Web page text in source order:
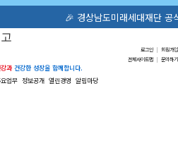
🎉 경상남도미래세대재단 공
로그인 | 회원가입
전체사이트맵 | 문의하기
과 건강한 성장을 함께합니다.
업무 정보공개 열린경영 알림마당